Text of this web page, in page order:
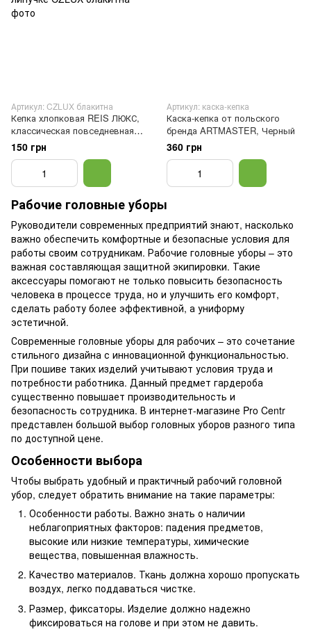
Артикул: CZLUX блакитна
Кепка хлопковая REIS ЛЮКС,
классическая повседневная
модель на липучке
150 грн
Артикул: каска-кепка
Каска-кепка от польского
бренда ARTMASTER, Черный
360 грн
Рабочие головные уборы
Руководители современных предприятий знают, насколько
важно обеспечить комфортные и безопасные условия для
работы своим сотрудникам. Рабочие головные уборы – это
важная составляющая защитной экипировки. Такие
аксессуары помогают не только повысить безопасность
человека в процессе труда, но и улучшить его комфорт,
сделать работу более эффективной, а униформу
эстетичной.
Современные головные уборы для рабочих – это сочетание
стильного дизайна с инновационной функциональностью.
При пошиве таких изделий учитывают условия труда и
потребности работника. Данный предмет гардероба
существенно повышает производительность и
безопасность сотрудника. В интернет-магазине Pro Centr
представлен большой выбор головных уборов разного типа
по доступной цене.
Особенности выбора
Чтобы выбрать удобный и практичный рабочий головной
убор, следует обратить внимание на такие параметры:
Особенности работы. Важно знать о наличии
неблагоприятных факторов: падения предметов,
высокие или низкие температуры, химические
вещества, повышенная влажность.
Качество материалов. Ткань должна хорошо пропускать
воздух, легко поддаваться чистке.
Размер, фиксаторы. Изделие должно надежно
фиксироваться на голове и при этом не давить.